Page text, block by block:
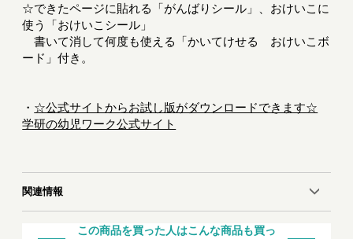
☆できたページに貼れる「がんばりシール」、おけいこに
使う「おけいこシール」
書いて消して何度も使える「かいてけせる おけいこボ
ード」付き。
・ ☆公式サイトからお試し版がダウンロードできます☆
学研の幼児ワーク公式サイト
関連情報
この商品を買った人はこんな商品も買っ